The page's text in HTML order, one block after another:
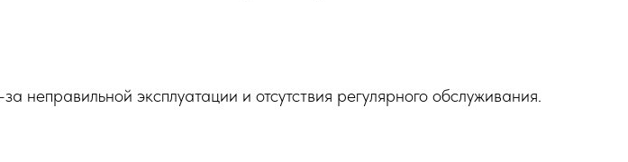
неправильной эксплуатации и отсутствия регулярного обслуживания.